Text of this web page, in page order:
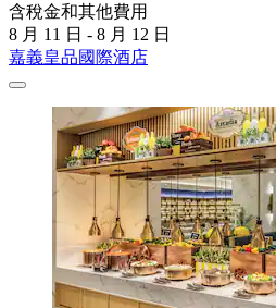
含稅金和其他費用
8 月 11 日 - 8 月 12 日
嘉義皇品國際酒店